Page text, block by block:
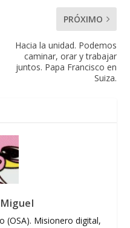
PRÓXIMO
Hacia la unidad. Podemos
caminar, orar y trabajar
juntos. Papa Francisco en
Suiza.
(OSA). Misionero digital,